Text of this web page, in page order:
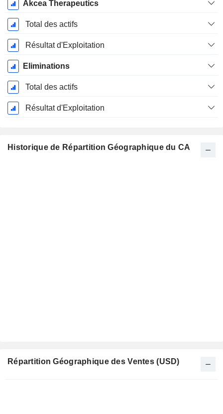
Akcea Therapeutics
Total des actifs
Résultat d'Exploitation
Eliminations
Total des actifs
Résultat d'Exploitation
Historique de Répartition Géographique du CA
Répartition Géographique des Ventes (USD)